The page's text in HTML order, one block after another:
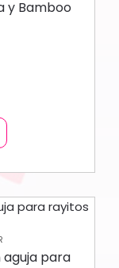
y Bamboo
para